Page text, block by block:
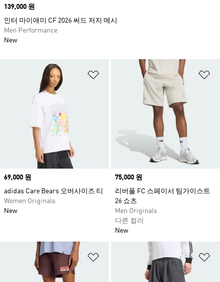
위시리스트 담기
Price
69,000 원
adidas Care Bears 오버사이즈 티
Women Originals
New
Price
75,000 원
리버풀 FC 스페이서 팀가이스트
26 쇼츠
Men Originals
다른 컬러
New
위시리스트 담기
Price
139,000 원
인터 마이애미 CF 2026 써드 저지 메시
Men Performance
New